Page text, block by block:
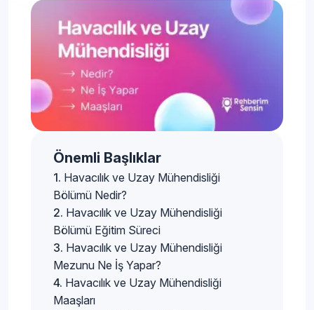
Önemli Başlıklar
Havacılık ve Uzay Mühendisliği
Bölümü Nedir?
Havacılık ve Uzay Mühendisliği
Bölümü Eğitim Süreci
Havacılık ve Uzay Mühendisliği
Mezunu Ne İş Yapar?
Havacılık ve Uzay Mühendisliği
Maaşları